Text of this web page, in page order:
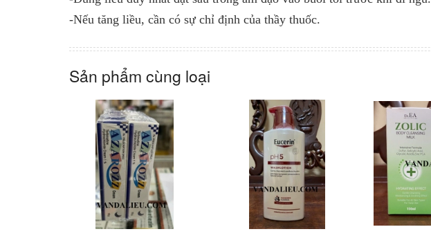
-Nếu tăng liều, cần có sự chỉ định của thầy thuốc.
Sản phẩm cùng loại
MUA HÀNG MUA HÀNG